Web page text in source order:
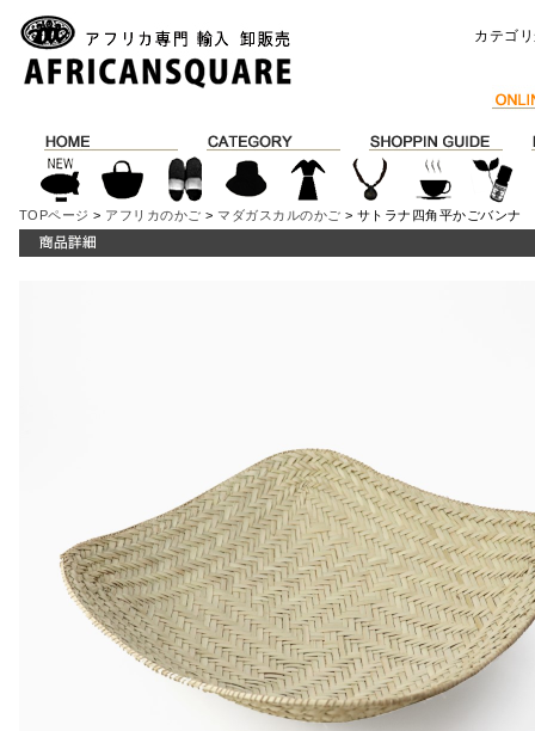
カテゴ
TOPページ > アフリカのかご > マダガスカルのかご > サトラナ四角平かごバンナ